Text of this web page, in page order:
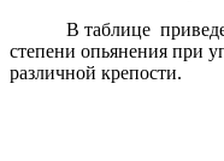
В таблице
степени опьянения при
различной крепости.